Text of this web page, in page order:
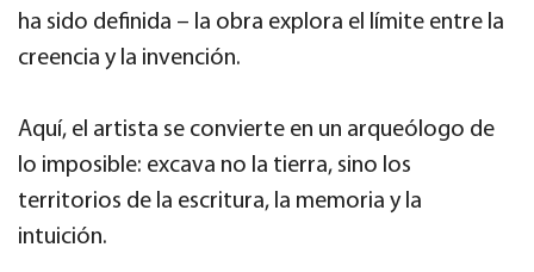
ha sido definida – la obra explora el límite entre la
creencia y la invención.
Aquí, el artista se convierte en un arqueólogo de
lo imposible: excava no la tierra, sino los
territorios de la escritura, la memoria y la
intuición.